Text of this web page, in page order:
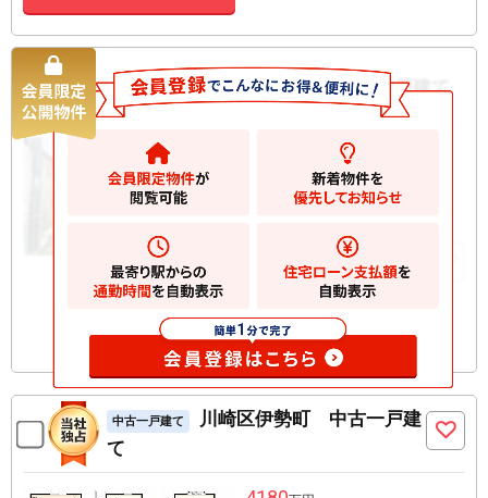
中古一戸建て 幸区南加瀬3丁目 中古一戸建て
川崎市幸区南加瀬
44.59m2
お気に入りに追加
中古一戸建て
川崎区伊勢町 中古一戸建
て